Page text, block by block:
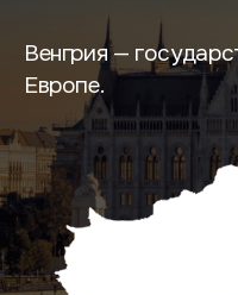
Венгрия —
Европе.